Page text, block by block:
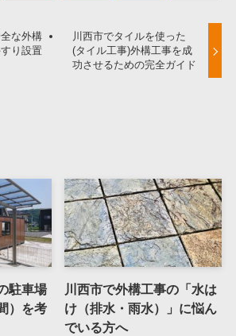
な外構
り設置
川西市でタイルを使った
(タイル工事)外構工事を成
功させるための完全ガイド
駐車場
）を考
川西市で外構工事の「水は
け（排水・雨水）」に悩ん
でいる方へ